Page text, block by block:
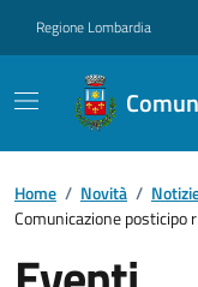
Regione Lombardia
Home / Novità /
Comunicazione posticipo